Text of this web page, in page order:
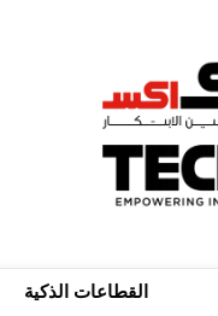
القطاعات الذكية